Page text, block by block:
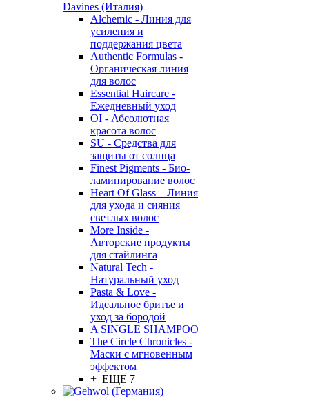
Davines (Италия)
Alchemic - Линия для
усиления и
поддержания цвета
Authentic Formulas -
Органическая линия
для волос
Essential Haircare -
Eжедневный уход
OI - Абсолютная
красота волос
SU - Средства для
защиты от солнца
Finest Pigments - Био-
ламинирование волос
Heart Of Glass – Линия
для ухода и сияния
светлых волос
More Inside -
Авторские продукты
для стайлинга
Natural Tech -
Натуральный уход
Pasta & Love -
Идеальное бритье и
уход за бородой
A SINGLE SHAMPOO
The Circle Chronicles -
Маски с мгновенным
эффектом
+ ЕЩЕ 7